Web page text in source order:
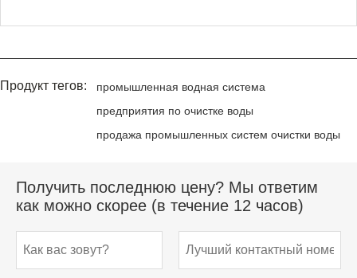
Продукт тегов:
промышленная водная система
предприятия по очистке воды
продажа промышленных систем очистки воды
Получить последнюю цену? Мы ответим
как можно скорее (в течение 12 часов)